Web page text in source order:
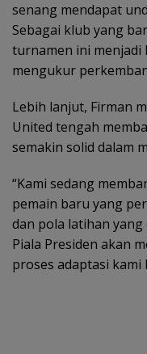
senang mendapat
Sebagai klub yang
turnamen ini
mengukur
Lebih lanjut, Firman
United tengah
semakin solid dalam
“Kami sedang
pemain baru yang
dan pola latihan
Piala Presiden akan
proses adaptasi kami